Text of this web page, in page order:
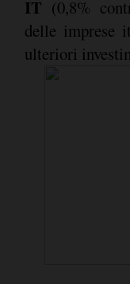
IT (0,8%
delle imprese
ulteriori